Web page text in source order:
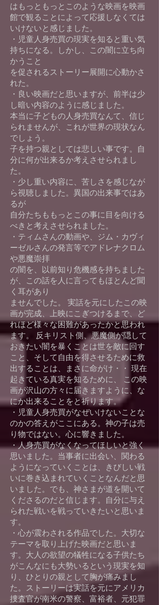
はもっともっとこのような映画を映画
館で観ることによって応援しなくては
いけないと感じました。
・児童人身売買の現実を知ると重い気
持ちになる。しかし、この闇に立ち向
かうこと
を促されるストーリー展開に心動かさ
れた。
・良い映画だと思いますが、前半は少
し暗い内容のように感じました。
本当に子どもの人身売買なんて、信じ
られませんが、これが世界の現状なん
でしょう。
子を持つ親としては悲しい事です。自
分に何が出来るか考えさせられまし
た。
・少し重い内容に、苦しさを感じなが
ら視聴しました。異国の出来事ではあ
るが
自分たちももっとこの事に目を向ける
べきと考えさせられました。
・ティムさんの動画や、ジム・カヴィ
ーゼルさんの発言等でアドレナクロム
や悪魔崇拝
の闇を、以前知り危機感を持ちました
が、この話を人に言ってもほとんど聞
く耳があり
ませんでした。 実話を元にしたこの映
画が完成、上映にこぎつけるまで、ど
れほど様々な困難があったかと思われ
ます。 反キリスト側、悪魔側が隠して
おきたい闇を暴くことは世を敵に回す
こと、そして自由を得させるために救
出することは、まさに命がけ・・ 現在
起きている真実を知るために、 この映
画が沢山の方々に届きますように、な
にか出来ることをと祈ります。
・児童人身売買がなぜいけないことな
のかの答えがここにある。神の子は売
り物ではない。心に響きました。
・人身売買がなくなってほしいと強く
思いました。当事者に出会い、関わる
ようになっていくことは、きびしい戦
いに巻き込まれていくことなんだと思
いました。でも、神さまが道を開いて
くださるのだと信じます。自分に与え
られた戦いを戦っていきたいと思いま
す。
・心が震わされる作品でした。大切な
テーマを取り上げた映画だと思いま
す。大人の欲望の犠牲になる子供たち
がこんなにも大勢いるという現実を知
り、ひとりの親として胸が痛みまし
た。ストーリーは実話を元にアメリカ
捜査官が南米の警察、富裕者、元犯罪